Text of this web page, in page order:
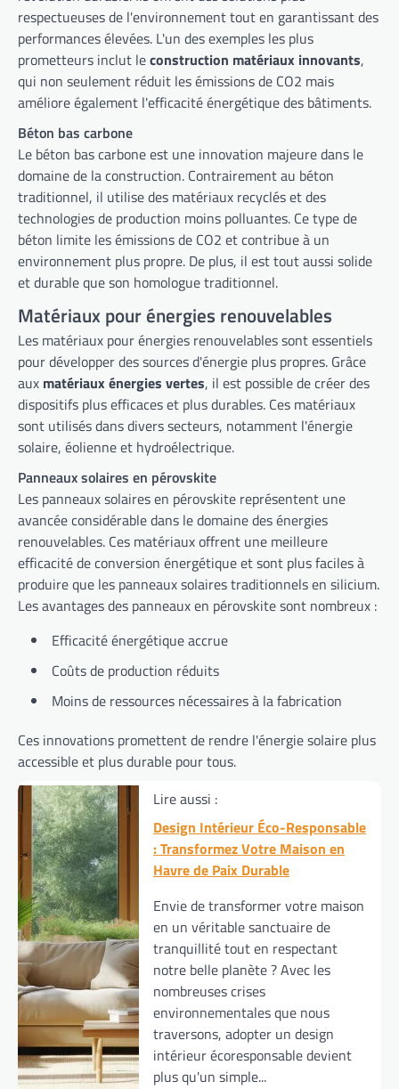
respectueuses de l'environnement tout en garantissant des
performances élevées. L'un des exemples les plus
prometteurs inclut leconstruction matériaux innovants,
qui non seulement réduit les émissions de CO2 mais
améliore également l'efficacité énergétique des bâtiments.
Béton bas carbone
Le béton bas carbone est une innovation majeure dans le
domaine de la construction. Contrairement au béton
traditionnel, il utilise des matériaux recyclés et des
technologies de production moins polluantes. Ce type de
béton limite les émissions de CO2 et contribue à un
environnement plus propre. De plus, il est tout aussi solide
et durable que son homologue traditionnel.
Matériaux pour énergies renouvelables
Les matériaux pour énergies renouvelables sont essentiels
pour développer des sources d'énergie plus propres. Grâce
aux matériaux énergies vertes, il est possible de créer des
dispositifs plus efficaces et plus durables. Ces matériaux
sont utilisés dans divers secteurs, notamment l'énergie
solaire, éolienne et hydroélectrique.
Panneaux solaires en pérovskite
Les panneaux solaires en pérovskite représentent une
avancée considérable dans le domaine des énergies
renouvelables. Ces matériaux offrent une meilleure
efficacité de conversion énergétique et sont plus faciles à
produire que les panneaux solaires traditionnels en silicium.
Les avantages des panneaux en pérovskite sont nombreux :
Efficacité énergétique accrue
Coûts de production réduits
Moins de ressources nécessaires à la fabrication
Ces innovations promettent de rendre l'énergie solaire plus
accessible et plus durable pour tous.
Lire aussi :
Design Intérieur Éco-Responsable
: Transformez Votre Maison en
Havre de Paix Durable
Envie de transformer votre maison
en un véritable sanctuaire de
tranquillité tout en respectant
notre belle planète ? Avec les
nombreuses crises
environnementales que nous
traversons, adopter un design
intérieur écoresponsable devient
plus qu'un simple...